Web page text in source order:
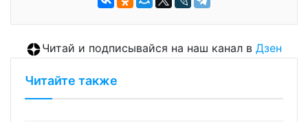
Читай и подписывайся на наш канал в Дзен
Читайте также